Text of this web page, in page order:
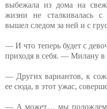
выбежала из дома на
жизни не сталкивалась
вышел следом за ней и с
— И что теперь будет с
приходя в себя. — Милану в
— Других вариантов, к
ее сюда, в этот ужас,
— А может… мы подождем